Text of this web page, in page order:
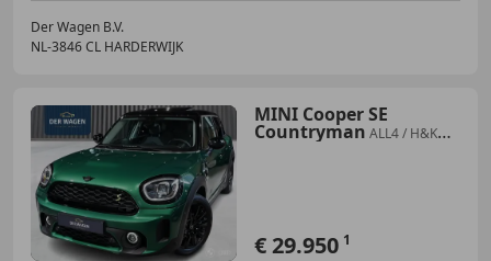
Der Wagen B.V.
NL-3846 CL HARDERWIJK
MINI Cooper SE
Countryman ALL4 / H&K
€ 29.950 1